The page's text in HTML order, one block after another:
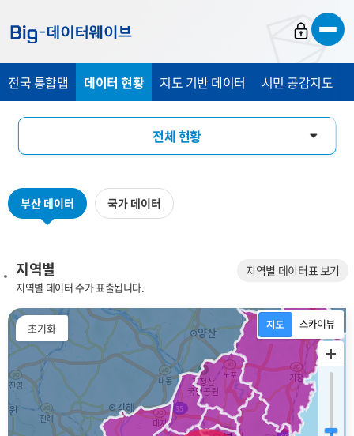
가
기
가
기
가
기
전국 통합맵 데이터 현황 지도 기반 데이터 시민 공감지도
전체 현황
데이터 분류별
부산 데이터 국가 데이터
지역별
지역별 데이터 수가 표출됩니다.
지역별 데이터표 보기
초기화